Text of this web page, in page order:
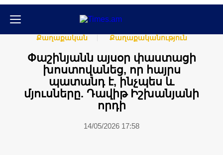
Քաղաքական
Քաղաքականություն
Փաշինյանն այսօր փաստացի
խոստովանեց, որ հայրս
պատանդ է, ինչպես և
մյուսները. Դավիթ Իշխանյանի
որդի
14/05/2026 17:58